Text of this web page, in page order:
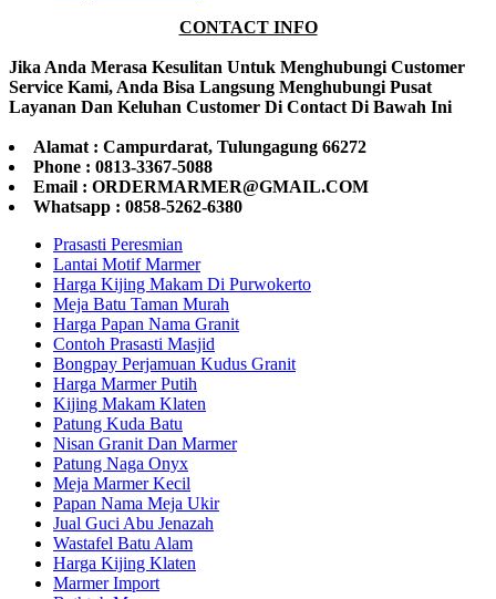
CONTACT INFO
Jika Anda Merasa Kesulitan Untuk Menghubungi Customer
Service Kami, Anda Bisa Langsung Menghubungi Pusat
Layanan Dan Keluhan Customer Di Contact Di Bawah Ini
Alamat : Campurdarat, Tulungagung 66272
Phone : 0813-3367-5088
Email : ORDERMARMER@GMAIL.COM
Whatsapp : 0858-5262-6380
Prasasti Peresmian
Lantai Motif Marmer
Harga Kijing Makam Di Purwokerto
Meja Batu Taman Murah
Harga Papan Nama Granit
Contoh Prasasti Masjid
Bongpay Perjamuan Kudus Granit
Harga Marmer Putih
Kijing Makam Klaten
Patung Kuda Batu
Nisan Granit Dan Marmer
Patung Naga Onyx
Meja Marmer Kecil
Papan Nama Meja Ukir
Jual Guci Abu Jenazah
Wastafel Batu Alam
Harga Kijing Klaten
Marmer Import